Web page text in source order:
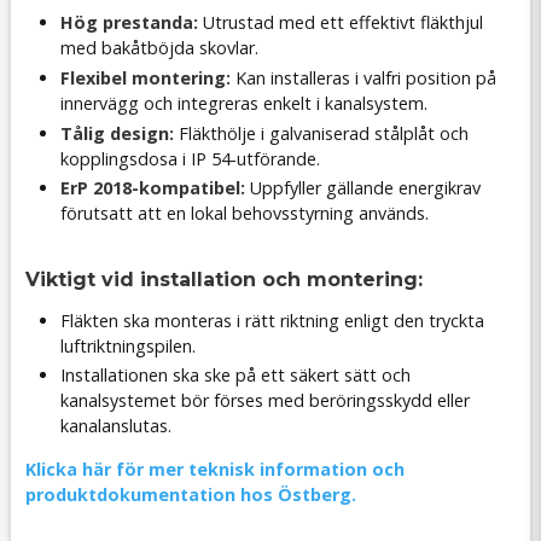
Hög prestanda: Utrustad med ett effektivt fläkthjul
med bakåtböjda skovlar.
Flexibel montering: Kan installeras i valfri position på
innervägg och integreras enkelt i kanalsystem.
Tålig design: Fläkthölje i galvaniserad stålplåt och
kopplingsdosa i IP 54-utförande.
ErP 2018-kompatibel: Uppfyller gällande energikrav
förutsatt att en lokal behovsstyrning används.
Viktigt vid installation och montering:
Fläkten ska monteras i rätt riktning enligt den tryckta
luftriktningspilen.
Installationen ska ske på ett säkert sätt och
kanalsystemet bör förses med beröringsskydd eller
kanalanslutas.
Klicka här för mer teknisk information och
produktdokumentation hos Östberg.